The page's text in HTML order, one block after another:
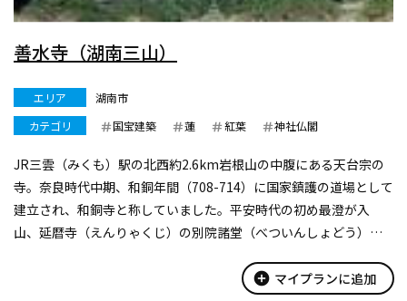
善水寺（湖南三山）
エリア
湖南市
カテゴリ
国宝建築 蓮 紅葉 神社仏閣
JR三雲（みくも）駅の北西約2.6km岩根山の中腹にある天台宗の
寺。奈良時代中期、和銅年間（708-714）に国家鎮護の道場として
建立され、和銅寺と称していました。平安時代の初め最澄が入
山、延暦寺（えんりゃくじ）の別院諸堂（べついんしょどう）を
add_circle マイプランに追加